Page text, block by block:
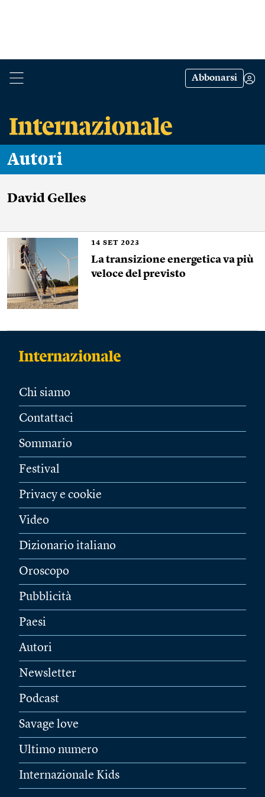
Abbonarsi
Autori
David Gelles
14 SET 2023
La transizione energetica va più
veloce del previsto
Chi siamo
Contattaci
Sommario
Festival
Privacy e cookie
Video
Dizionario italiano
Oroscopo
Pubblicità
Paesi
Autori
Newsletter
Podcast
Savage love
Ultimo numero
Internazionale Kids